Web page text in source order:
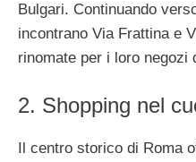
Bulgari. Continuando
incontrano Via Frattina e
rinomate per i loro negozi
2. Shopping nel
Il centro storico di Roma